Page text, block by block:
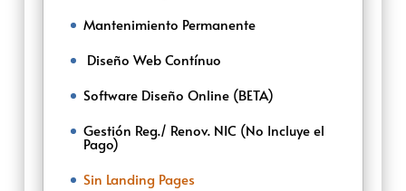
Mantenimiento Permanente
‌‌ ‌Diseño Web Contínuo
Software Diseño Online (BETA)
Gestión Reg./ Renov. NIC (No Incluye el
Pago)
Sin Landing Pages